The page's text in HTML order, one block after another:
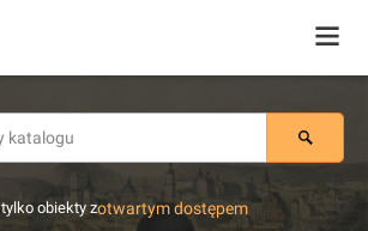
tylko obiekty zotwartym dostępem